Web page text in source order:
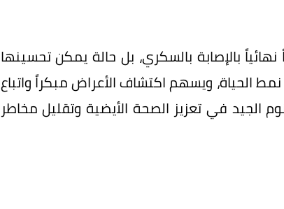
بالإصابة بالسكري، بل حالة يمكن تحسينها
الحياة، ويسهم اكتشاف الأعراض مبكراً واتباع
الجيد في تعزيز الصحة الأيضية وتقليل مخاطر